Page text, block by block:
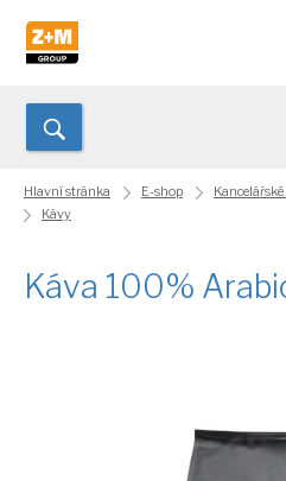
Hlavní stránka E-shop
Kávy
Káva 100%